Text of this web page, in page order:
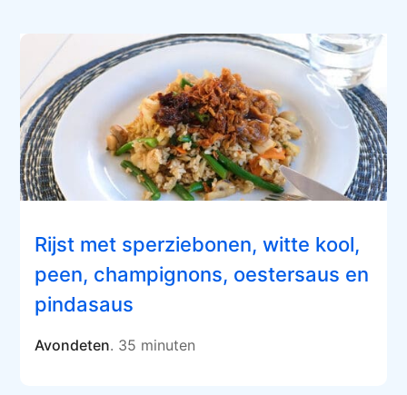
Rijst met sperziebonen, witte kool,
peen, champignons, oestersaus en
pindasaus
Avondeten. 35 minuten